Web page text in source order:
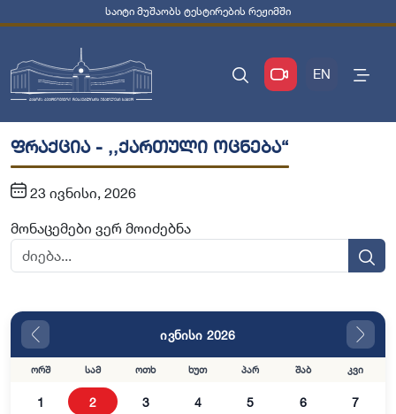
საიტი მუშაობს ტესტირების რეჟიმში
EN
ფრაქცია - ,,ქართული ოცნება“
23 ივნისი, 2026
მონაცემები ვერ მოიძებნა
ივნისი 2026
ორშ სამ ოთხ ხუთ პარ შაბ კვი
1 2 3 4 5 6 7